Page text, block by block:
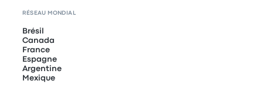
RÉSEAU MONDIAL
Brésil
Canada
France
Espagne
Argentine
Mexique